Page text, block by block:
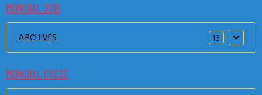
MONDIAL 2016
ARCHIVES 13
MONDIAL CROSS